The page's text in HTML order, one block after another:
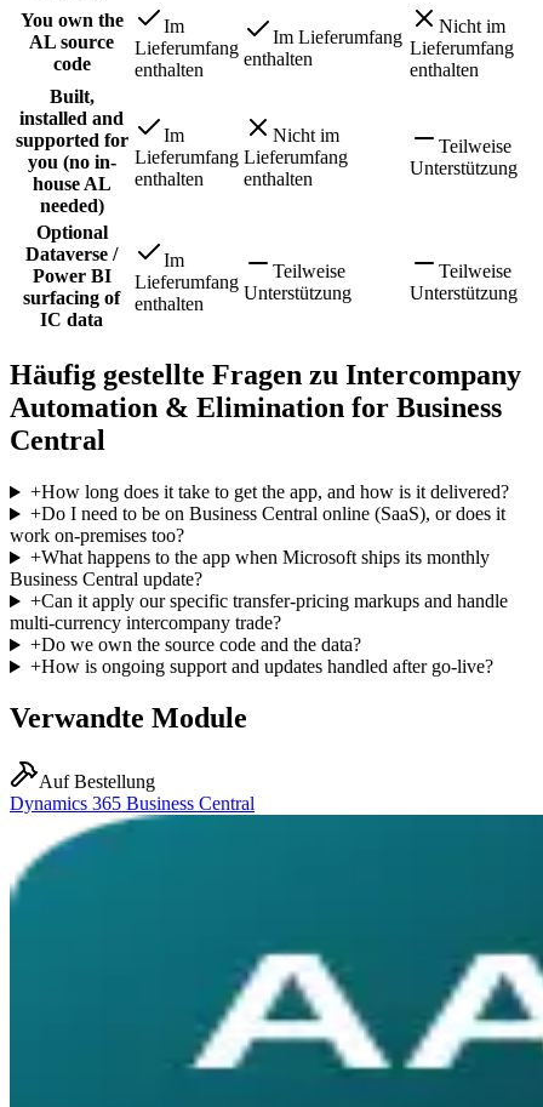
You own the
AL source
code
Im
Lieferumfang
enthalten
Im Lieferumfang
enthalten
Nicht im
Lieferumfang
enthalten
Built,
installed and
supported for
you (no in-
house AL
needed)
Im
Lieferumfang
enthalten
Nicht im
Lieferumfang
enthalten
Teilweise
Unterstützung
Optional
Dataverse /
Power BI
surfacing of
IC data
Im
Lieferumfang
enthalten
Teilweise
Unterstützung
Teilweise
Unterstützung
Häufig gestellte Fragen zu Intercompany
Automation & Elimination for Business
Central
+How long does it take to get the app, and how is it delivered?
+Do I need to be on Business Central online (SaaS), or does it
work on-premises too?
+What happens to the app when Microsoft ships its monthly
Business Central update?
+Can it apply our specific transfer-pricing markups and handle
multi-currency intercompany trade?
+Do we own the source code and the data?
+How is ongoing support and updates handled after go-live?
Verwandte Module
Auf Bestellung
Dynamics 365 Business Central